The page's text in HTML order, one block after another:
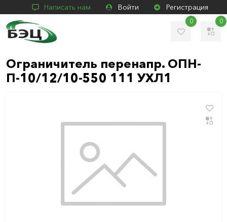
Написать нам Войти Регистрация
0 0
Ограничитель перенапр. ОПН-
П-10/12/10-550 111 УХЛ1